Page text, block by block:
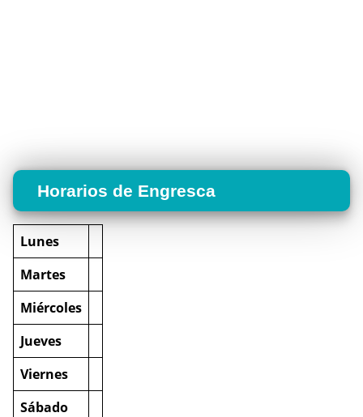
Horarios de Engresca
Lunes
Martes
Miércoles
Jueves
Viernes
Sábado